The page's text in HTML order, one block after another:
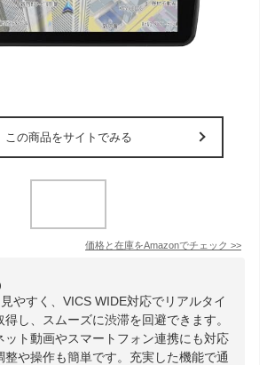
この商品をサイトでみる
価格と在庫をAmazonでチェック >>
やすく、VICS WIDE対応でリアルタイ
得し、スムーズに渋滞を回避できます。
ット動画やスマートフォン連携にも対応
整や操作も簡単です。充実した機能で通